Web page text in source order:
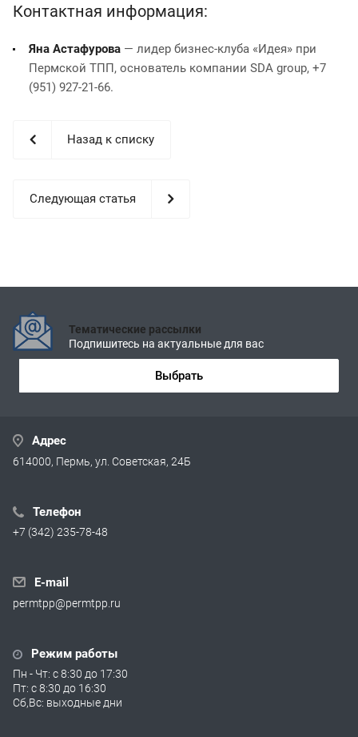
Контактная информация:
Яна Астафурова — лидер бизнес-клуба «Идея» при
Пермской ТПП, основатель компании SDA group, +7
(951) 927-21-66.
Назад к списку
Следующая статья
Тематические рассылки
Подпишитесь на актуальные для вас
Выбрать
Адрес
614000, Пермь, ул. Советская, 24Б
Телефон
+7 (342) 235-78-48
E-mail
permtpp@permtpp.ru
Режим работы
Пн - Чт: с 8:30 до 17:30
Пт: с 8:30 до 16:30
Сб,Вс: выходные дни